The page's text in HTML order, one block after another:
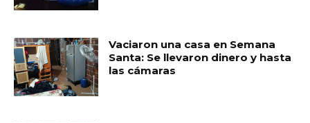
Vaciaron una casa en Semana
Santa: Se llevaron dinero y hasta
las cámaras